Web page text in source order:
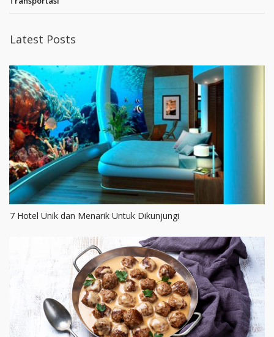
Latest Posts
7 Hotel Unik dan Menarik Untuk Dikunjungi